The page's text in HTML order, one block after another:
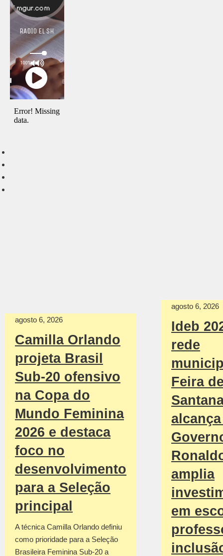
agosto 6, 2026
Camilla Orlando
projeta Brasil
Sub-20 ofensivo
na Copa do
Mundo Feminina
2026 e destaca
foco no
desenvolvimento
para a Seleção
principal
A técnica Camilla Orlando definiu
como prioridade para a Seleção
Brasileira Feminina Sub-20 a
agosto 6, 2026
Ideb
rede
Feira
amplia
em